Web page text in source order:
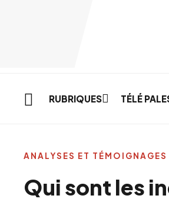
RUBRIQUES TÉLÉ
Qui sont les
ANALYSES ET TÉMOIGNAGES